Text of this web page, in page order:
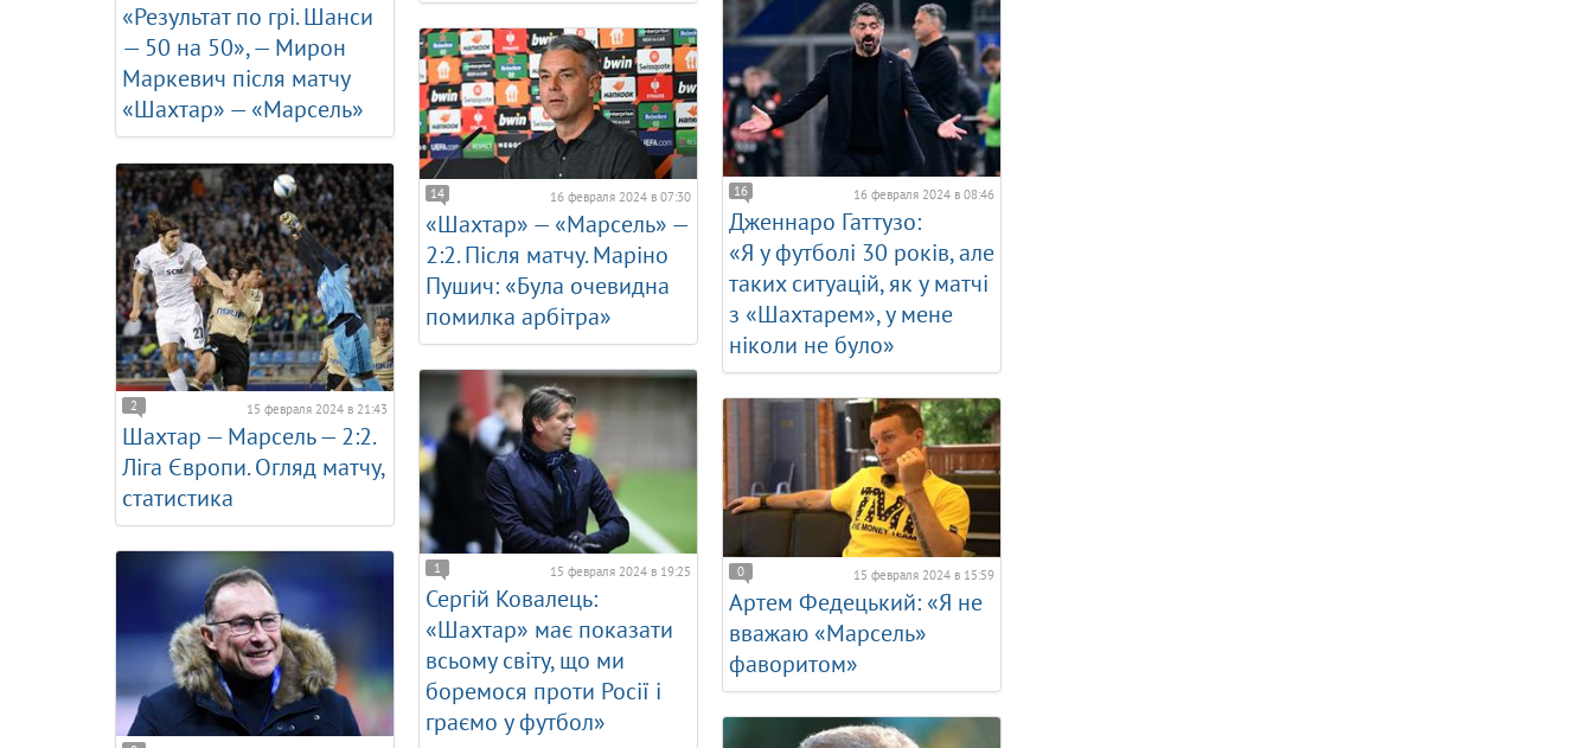
«Результат по грі. Шанси
— 50 на 50», — Мирон
Маркевич після матчу
«Шахтар» — «Марсель»
16 16 февраля 2024 в 08:46
Дженнаро Гаттузо:
«Я у футболі 30 років, але
таких ситуацій, як у матчі
з «Шахтарем», у мене
ніколи не було»
14 16 февраля 2024 в 07:30
«Шахтар» — «Марсель» —
2:2. Після матчу. Маріно
Пушич: «Була очевидна
помилка арбітра»
2 15 февраля 2024 в 21:43
Шахтар — Марсель — 2:2.
Ліга Європи. Огляд матчу,
статистика
1 15 февраля 2024 в 19:25
Сергій Ковалець:
«Шахтар» має показати
всьому світу, що ми
боремося проти Росії і
граємо у футбол»
0 15 февраля 2024 в 15:59
Артем Федецький: «Я не
вважаю «Марсель»
фаворитом»